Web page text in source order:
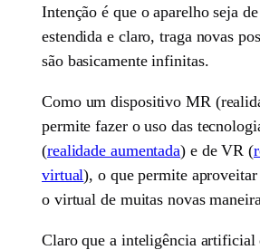
Intenção é que o aparelho seja
estendida e claro, traga novas
são basicamente infinitas.
Como um dispositivo MR
permite fazer o uso das
(realidade aumentada) e de VR (
virtual), o que permite
o virtual de muitas novas
Claro que a inteligência artificial